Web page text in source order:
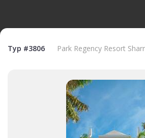
Тур #3806 Park Regency Resort